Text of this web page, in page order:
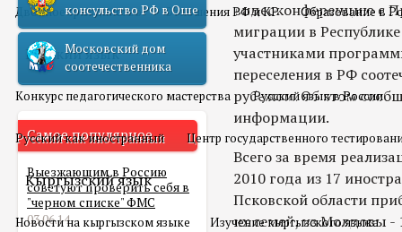
Двойное гражданство Отношения РФ и КР Образование в
Русский язык
Конкурс педагогического мастерства Русский язык в России
Русский как иностранный Центр государственного
Кыргызский язык
Новости на кыргызском языке Изучение кыргызского языка
консульство РФ в Оше
Московский дом
соотечественника
Самое популярное
Выезжающим в Россию
советуют проверить себя в
"черном списке" ФМС
03.06.14
видеоконференцию с
миграции в
участниками
переселения в РФ
рубежом. Об этом
информации.
Всего за время
2010 года из 17
Псковской области
их семей, из Молдовы -